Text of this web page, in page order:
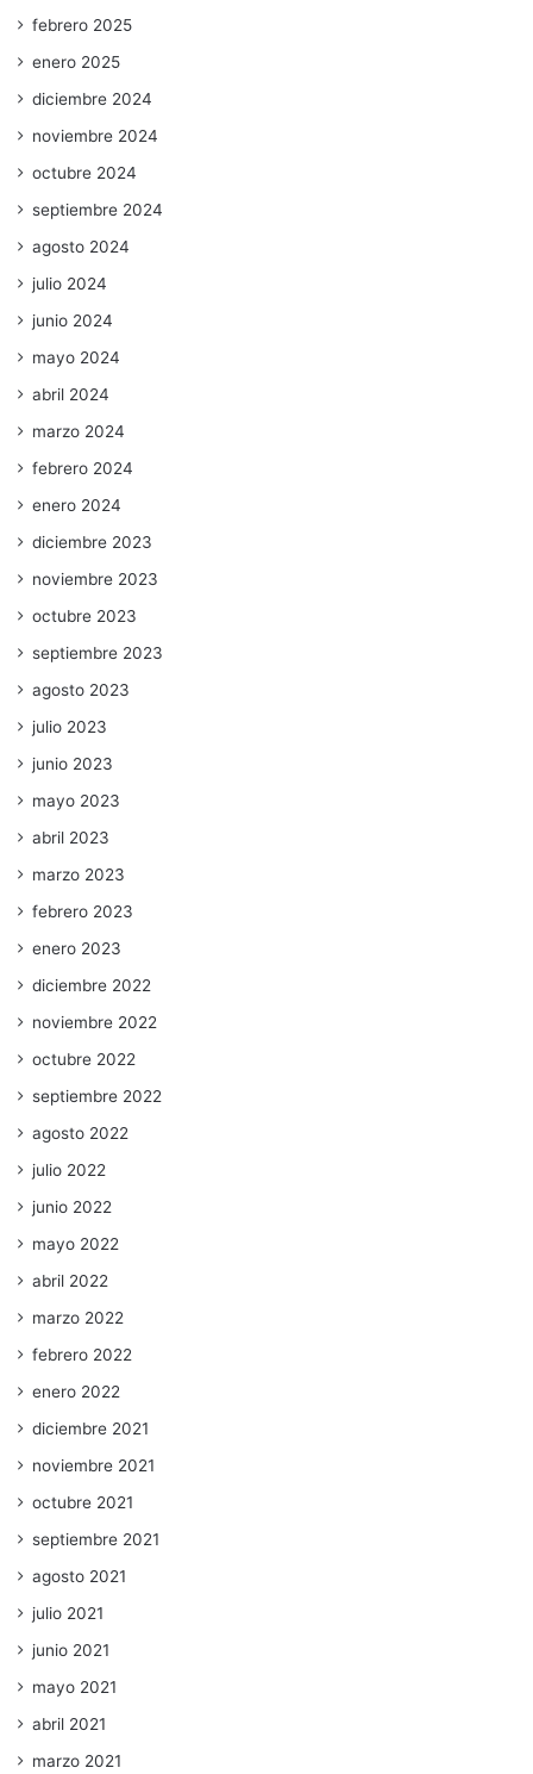
febrero 2025
enero 2025
diciembre 2024
noviembre 2024
octubre 2024
septiembre 2024
agosto 2024
julio 2024
junio 2024
mayo 2024
abril 2024
marzo 2024
febrero 2024
enero 2024
diciembre 2023
noviembre 2023
octubre 2023
septiembre 2023
agosto 2023
julio 2023
junio 2023
mayo 2023
abril 2023
marzo 2023
febrero 2023
enero 2023
diciembre 2022
noviembre 2022
octubre 2022
septiembre 2022
agosto 2022
julio 2022
junio 2022
mayo 2022
abril 2022
marzo 2022
febrero 2022
enero 2022
diciembre 2021
noviembre 2021
octubre 2021
septiembre 2021
agosto 2021
julio 2021
junio 2021
mayo 2021
abril 2021
marzo 2021